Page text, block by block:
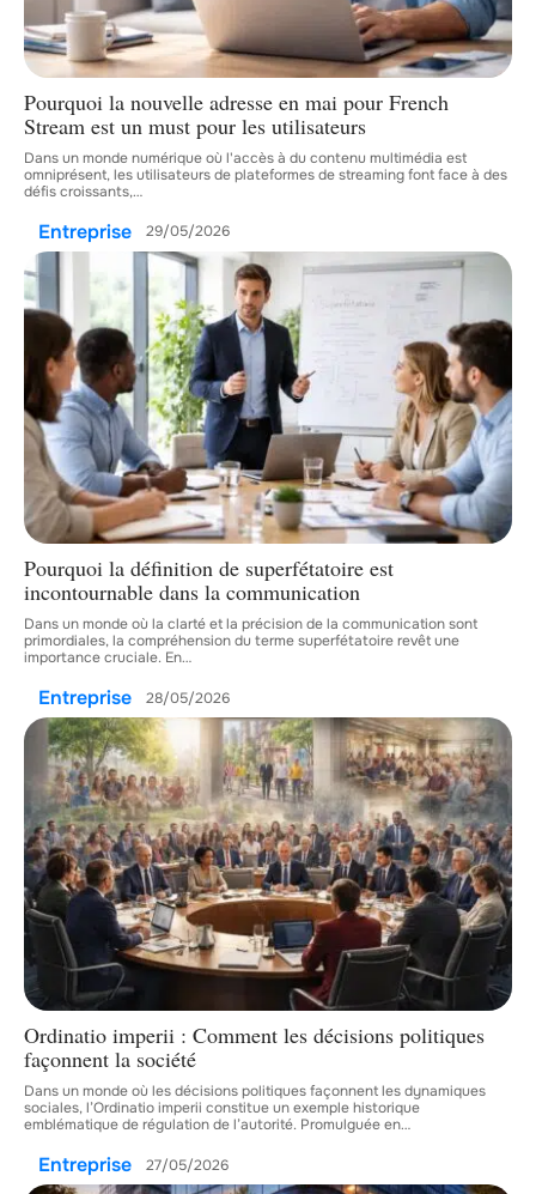
Pourquoi la nouvelle adresse en mai pour French
Stream est un must pour les utilisateurs
Dans un monde numérique où l'accès à du contenu multimédia est
omniprésent, les utilisateurs de plateformes de streaming font face à des
défis croissants,…
Entreprise 29/05/2026
Pourquoi la définition de superfétatoire est
incontournable dans la communication
Dans un monde où la clarté et la précision de la communication sont
primordiales, la compréhension du terme superfétatoire revêt une
importance cruciale. En…
Entreprise 28/05/2026
Ordinatio imperii : Comment les décisions politiques
façonnent la société
Dans un monde où les décisions politiques façonnent les dynamiques
sociales, l’Ordinatio imperii constitue un exemple historique
emblématique de régulation de l’autorité. Promulguée en…
Entreprise 27/05/2026